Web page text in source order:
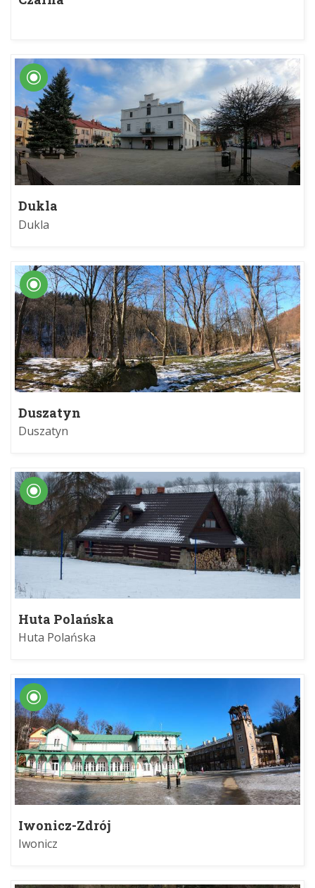
Dukla
Dukla
Duszatyn
Duszatyn
Huta Polańska
Huta Polańska
Iwonicz-Zdrój
Iwonicz